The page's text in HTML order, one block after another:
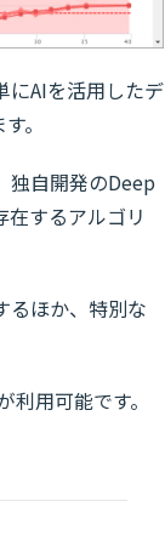
にAIを活用したデ
。
独自開発のDeep
するアルゴリ
るほか、特別な
用可能です。